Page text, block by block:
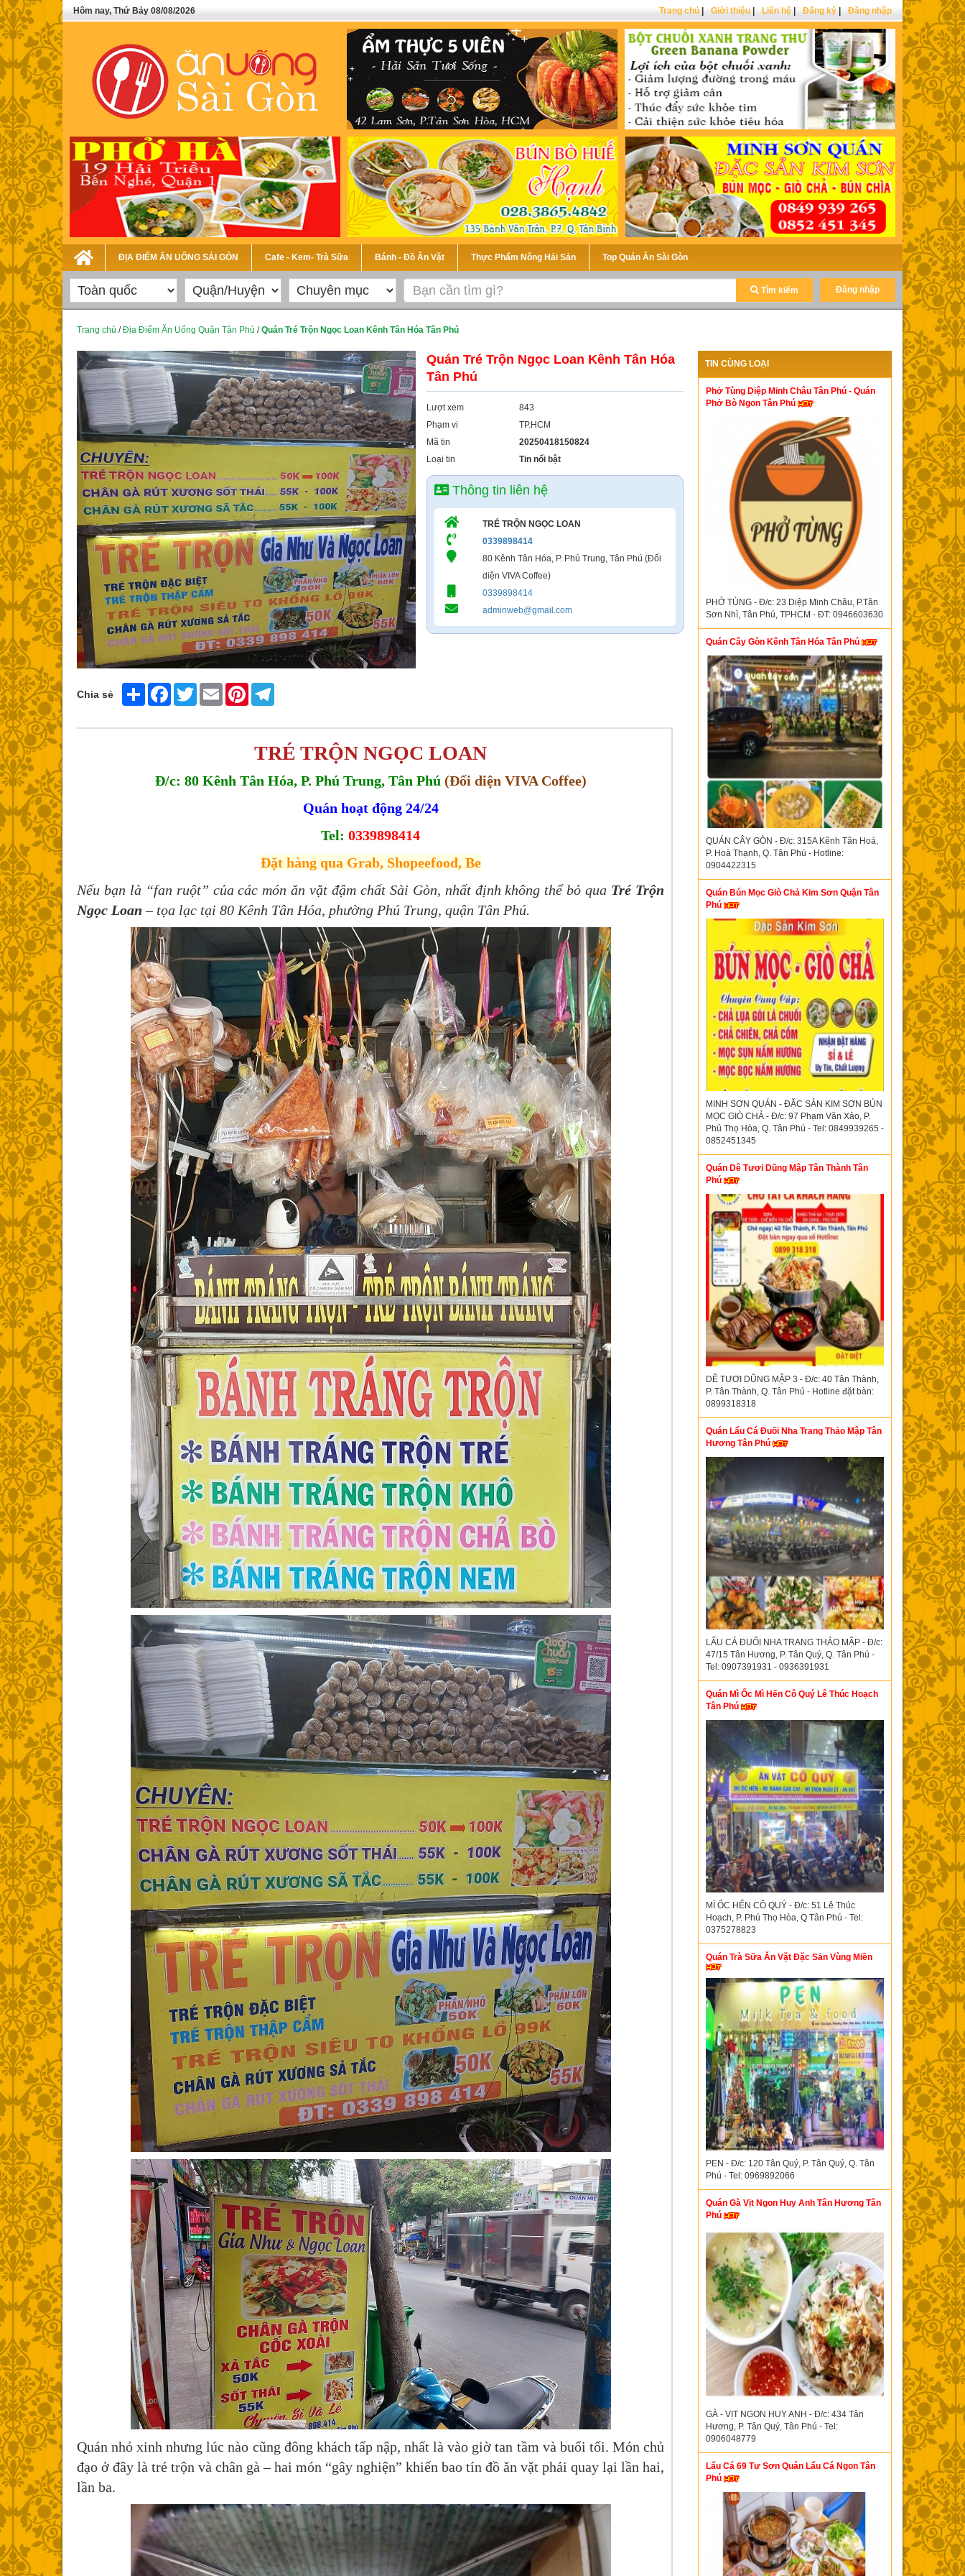
Hôm nay, Thứ Bảy 08/08/2026 Trang chủ Giới thiệu Liên hệ Đăng ký Đăng nhập
ĐỊA ĐIỂM ĂN UỐNG SÀI GÒN Cafe - Kem- Trà Sữa Bánh - Đồ Ăn Vặt Thực Phẩm Nông Hải Sản Top Quán Ăn Sài Gòn
Tìm kiếm Đăng nhập
Trang chủ /Địa Điểm Ăn Uống Quận Tân Phú /Quán Tré Trộn Ngọc Loan Kênh Tân Hóa Tân Phú
Chia sẻ Share FacebookTwitter Email Pinterest
Quán Tré Trộn Ngọc Loan Kênh Tân Hóa
Tân Phú
Lượt xem
843
Phạm vi
TP.HCM
Mã tin
20250418150824
Loại tin
Tin nổi bật
Thông tin liên hệ
TRÉ TRỘN NGỌC LOAN
0339898414
80 Kênh Tân Hóa, P. Phú Trung, Tân Phú (Đối
diện VIVA Coffee)
0339898414
adminweb@gmail.com
TRÉ TRỘN NGỌC LOAN
Đ/c: 80 Kênh Tân Hóa, P. Phú Trung, Tân Phú (Đối diện VIVA Coffee)
Quán hoạt động 24/24
Tel: 0339898414
Đặt hàng qua Grab, Shopeefood, Be
Nếu bạn là “fan ruột” của các món ăn vặt đậm chất Sài Gòn, nhất định không thể bỏ qua Tré Trộn
Ngọc Loan – tọa lạc tại 80 Kênh Tân Hóa, phường Phú Trung, quận Tân Phú.
Quán nhỏ xinh nhưng lúc nào cũng đông khách tấp nập, nhất là vào giờ tan tầm và buổi tối. Món chủ
đạo ở đây là tré trộn và chân gà – hai món “gây nghiện” khiến bao tín đồ ăn vặt phải quay lại lần hai,
lần ba.
TIN CÙNG LOẠI
Phở Tùng Diệp Minh Châu Tân Phú - Quán
Phở Bò Ngon Tân Phú
PHỞ TÙNG - Đ/c: 23 Diệp Minh Châu, P.Tân
Sơn Nhì, Tân Phú, TPHCM - ĐT: 0946603630
Quán Cây Gòn Kênh Tân Hóa Tân Phú
QUÁN CÂY GÒN - Đ/c: 315A Kênh Tân Hoá,
P. Hoà Thạnh, Q. Tân Phú - Hotline:
0904422315
Quán Bún Mọc Giò Chả Kim Sơn Quận Tân
Phú
MINH SƠN QUÁN - ĐẶC SẢN KIM SƠN BÚN
MỌC GIÒ CHẢ - Đ/c: 97 Phạm Văn Xảo, P.
Phú Thọ Hòa, Q. Tân Phú - Tel: 0849939265 -
0852451345
Quán Dê Tươi Dũng Mập Tân Thành Tân
Phú
DÊ TƯƠI DŨNG MẬP 3 - Đ/c: 40 Tân Thành,
P. Tân Thành, Q. Tân Phú - Hotline đặt bàn:
0899318318
Quán Lẩu Cá Đuối Nha Trang Thảo Mập Tân
Hương Tân Phú
LẨU CÁ ĐUỐI NHA TRANG THẢO MẬP - Đ/c:
47/15 Tân Hương, P. Tân Quý, Q. Tân Phú -
Tel: 0907391931 - 0936391931
Quán Mì Ốc Mì Hến Cô Quý Lê Thúc Hoạch
Tân Phú
MÌ ỐC HẾN CÔ QUÝ - Đ/c: 51 Lê Thúc
Hoạch, P. Phú Thọ Hòa, Q Tân Phú - Tel:
0375278823
Quán Trà Sữa Ăn Vặt Đặc Sản Vùng Miền
PEN - Đ/c: 120 Tân Quý, P. Tân Quý, Q. Tân
Phú - Tel: 0969892066
Quán Gà Vịt Ngon Huy Anh Tân Hương Tân
Phú
GÀ - VỊT NGON HUY ANH - Đ/c: 434 Tân
Hương, P. Tân Quý, Tân Phú - Tel:
0906048779
Lẩu Cá 69 Tư Sơn Quán Lẩu Cá Ngon Tân
Phú